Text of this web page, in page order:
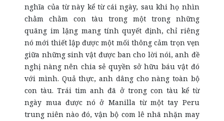
nghĩa của từ này kể từ cái ngày, sau khi họ nhìn
chằm chằm con tàu trong một trong những
quãng im lặng mang tính quyết định, chỉ riêng
nó mới thiết lập được một mối thông cảm trọn vẹn
giữa những sinh vật được ban cho lời nói, anh đề
nghị nàng nên chia sẻ quyền sở hữu báu vật đó
với mình. Quả thực, anh dâng cho nàng toàn bộ
con tàu. Trái tim anh đã ở trong con tàu kể từ
ngày mua được nó ở Manilla từ một tay Peru
trung niên nào đó, vận bộ com lê nhã nhặn may